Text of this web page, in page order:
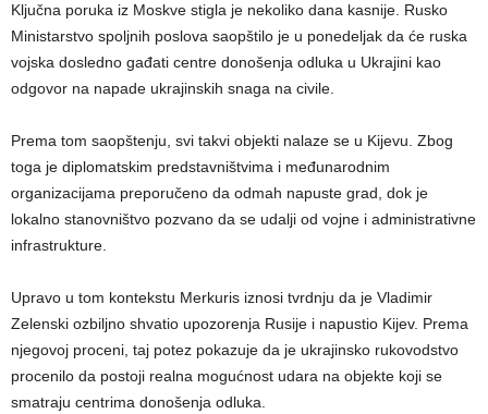
Ključna poruka iz Moskve stigla je nekoliko dana kasnije. Rusko
Ministarstvo spoljnih poslova saopštilo je u ponedeljak da će ruska
vojska dosledno gađati centre donošenja odluka u Ukrajini kao
odgovor na napade ukrajinskih snaga na civile.
Prema tom saopštenju, svi takvi objekti nalaze se u Kijevu. Zbog
toga je diplomatskim predstavništvima i međunarodnim
organizacijama preporučeno da odmah napuste grad, dok je
lokalno stanovništvo pozvano da se udalji od vojne i administrativne
infrastrukture.
Upravo u tom kontekstu Merkuris iznosi tvrdnju da je Vladimir
Zelenski ozbiljno shvatio upozorenja Rusije i napustio Kijev. Prema
njegovoj proceni, taj potez pokazuje da je ukrajinsko rukovodstvo
procenilo da postoji realna mogućnost udara na objekte koji se
smatraju centrima donošenja odluka.